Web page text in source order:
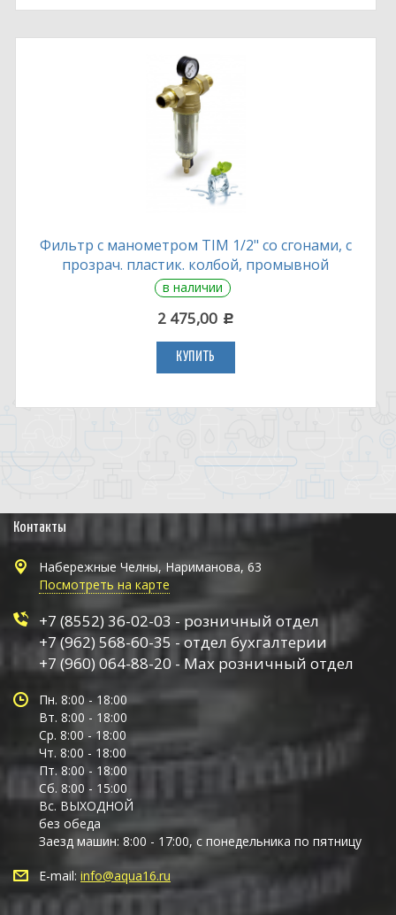
Фильтр с манометром TIM 1/2" со сгонами, с
прозрач. пластик. колбой, промывной
в наличии
2 475,00 c
КУПИТЬ
Контакты
Набережные Челны, Нариманова, 63
Посмотреть на карте
+7 (8552) 36-02-03 - розничный отдел
+7 (962) 568-60-35 - отдел бухгалтерии
+7 (960) 064-88-20 - Max розничный отдел
Пн. 8:00 - 18:00
Вт. 8:00 - 18:00
Ср. 8:00 - 18:00
Чт. 8:00 - 18:00
Пт. 8:00 - 18:00
Сб. 8:00 - 15:00
Вс. ВЫХОДНОЙ
без обеда
Заезд машин: 8:00 - 17:00, с понедельника по пятницу
E-mail: info@aqua16.ru